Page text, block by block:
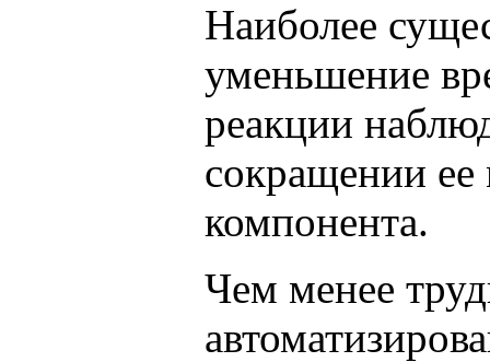
Наиболее
уменьшение
реакции
сокращении ее
компонента.
Чем менее